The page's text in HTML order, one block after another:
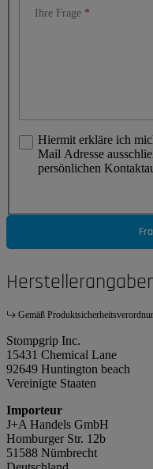
Ihre Frage
Hiermit erkläre ich
Mail Adresse
persönlichen
Gemäß
Stompgrip Inc.
15431 Chemical Lane
92649 Huntington beach
Vereinigte Staaten
Importeur
J+A Handels GmbH
Homburger Str. 12b
51588 Nümbrecht